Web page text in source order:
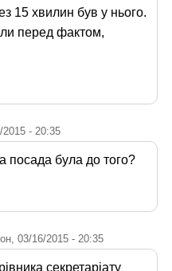
15 хвилин був у нього.
перед фактом,
- 20:35
посада була до того?
03/16/2015 - 20:35
секретаріату